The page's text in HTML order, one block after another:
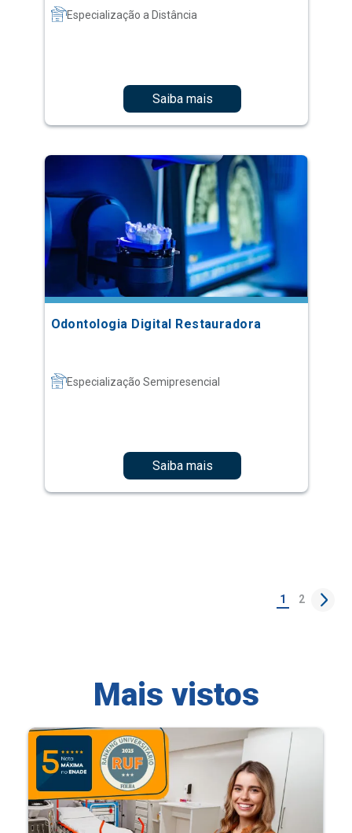
Especialização a Distância
Saiba mais
Odontologia Digital Restauradora
Especialização Semipresencial
Saiba mais
1 2
Mais vistos